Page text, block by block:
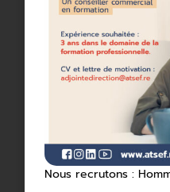
En amont de la
Des tests
permettant
entre le
projet
Une
premier
exigences
nécessaires
Nous recrutons :